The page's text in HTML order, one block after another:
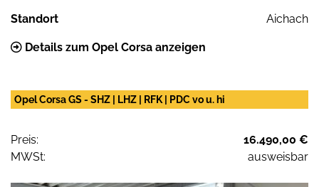
Standort Aichach
Details zum Opel Corsa anzeigen
Opel Corsa GS - SHZ | LHZ | RFK | PDC vo u. hi
Preis:
16.490,00 €
MWSt:
ausweisbar